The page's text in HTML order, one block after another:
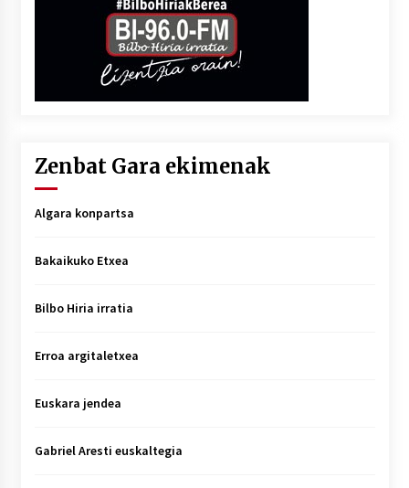
Zenbat Gara ekimenak
Algara konpartsa
Bakaikuko Etxea
Bilbo Hiria irratia
Erroa argitaletxea
Euskara jendea
Gabriel Aresti euskaltegia